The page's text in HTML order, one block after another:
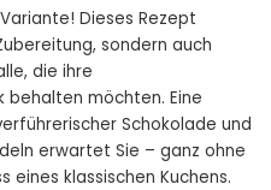
Dieses Rezept
sondern auch
die ihre
behalten möchten. Eine
Schokolade und
erwartet Sie – ganz ohne
klassischen Kuchens.